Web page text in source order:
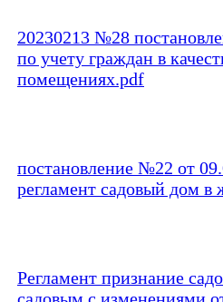
20230213 №28
по учету граждан в
помещениях.pdf
постановление №22 от
регламент садовый дом в
Регламент признание